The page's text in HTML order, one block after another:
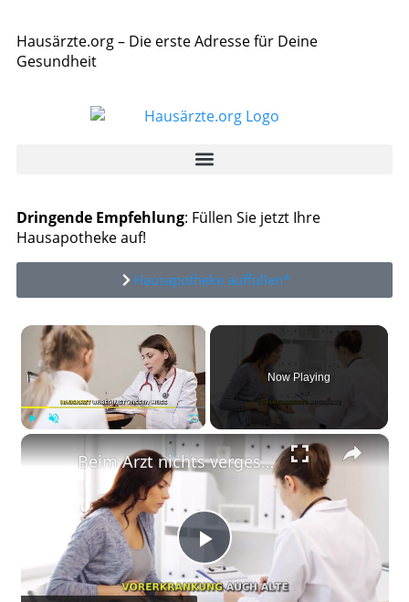
Hausärzte.org – Die erste Adresse für Deine
Gesundheit
Dringende Empfehlung: Füllen Sie jetzt Ihre
Hausapotheke auf!
Hausapotheke auffüllen*
×
Now Playing
×
Play
Beim Arzt nichts vergessen - Diese 5 Infos sind entscheidend!